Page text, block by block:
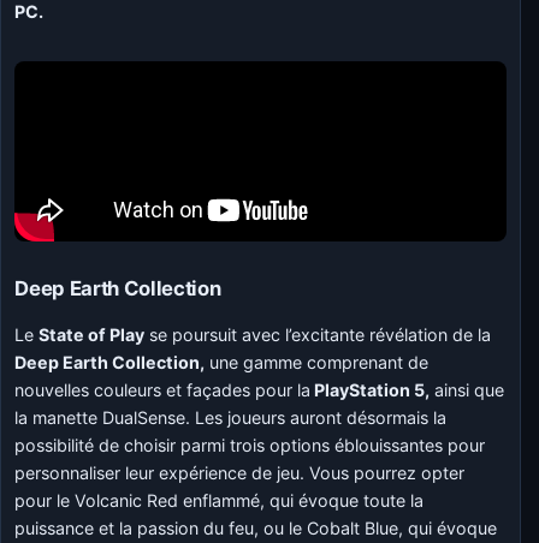
PC.
Deep Earth Collection
LeState of Play se poursuit avec l’excitante révélation de la
Deep Earth Collection, une gamme comprenant de
nouvelles couleurs et façades pour la PlayStation 5, ainsi que
la manette DualSense. Les joueurs auront désormais la
possibilité de choisir parmi trois options éblouissantes pour
personnaliser leur expérience de jeu. Vous pourrez opter
pour le Volcanic Red enflammé, qui évoque toute la
puissance et la passion du feu, ou le Cobalt Blue, qui évoque